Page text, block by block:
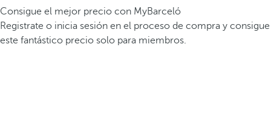
Consigue el mejor precio con MyBarceló
Registrate o inicia sesión en el proceso de compra y consigue
este fantástico precio solo para miembros.